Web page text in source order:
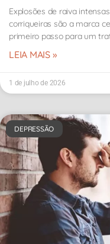
Explosões de raiva
corriqueiras são a marca
primeiro passo para um
LEIA MAIS »
1 de julho de 2026
DEPRESSÃO